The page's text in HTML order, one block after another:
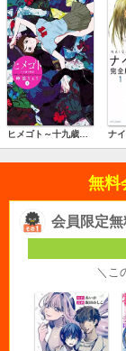
ナ
無料
会員限定無
＼こ